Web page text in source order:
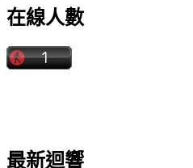
在線人數
最新迴響